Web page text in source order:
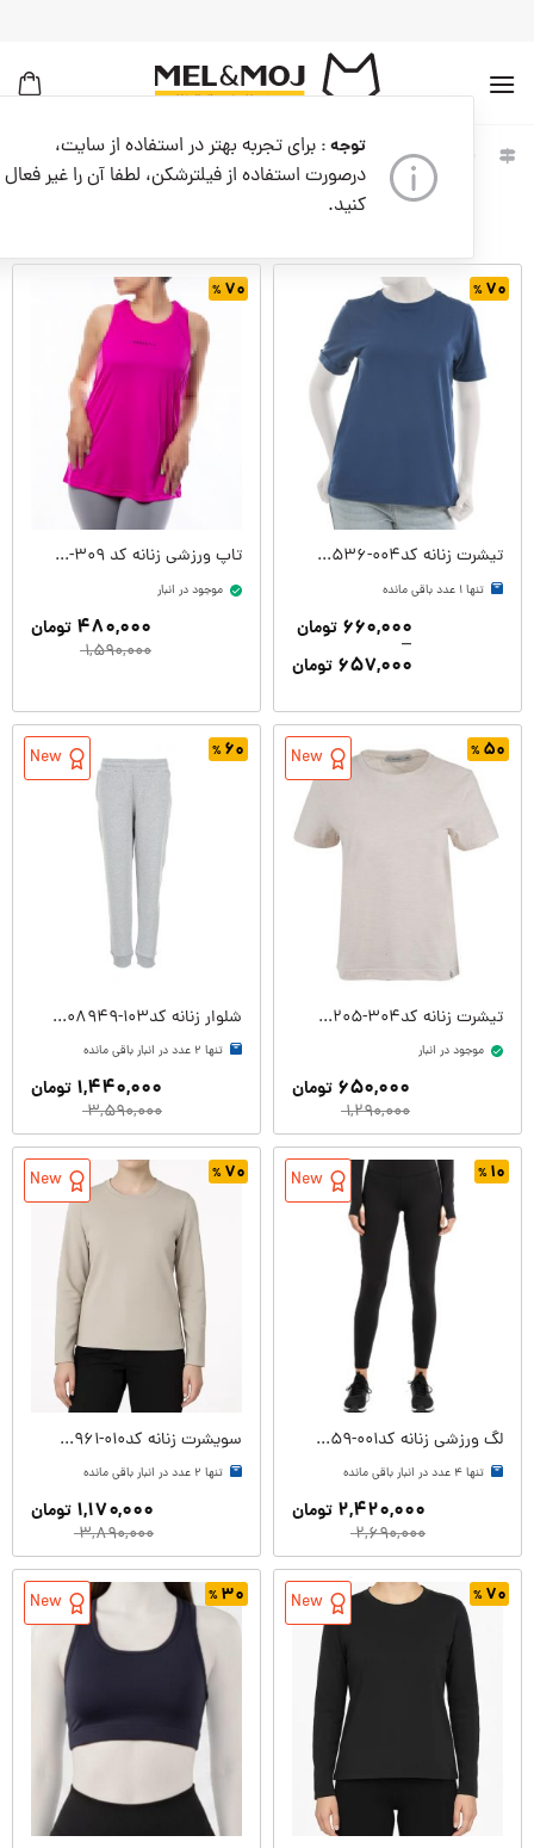
توجه : برای تجربه بهتر در استفاده از سایت،
درصورت استفاده از فیلترشکن، لطفا آن را غیر فعال
کنید.
بروید
لباس زنانه
۷۰
تیشرت زنانه کدW08536-004
تنها ۱ عدد باقی مانده
۶۵۷,۰۰۰ تومان
–
۶۶۰,۰۰۰ تومان
۷۰
تاپ ورزشی زنانه کد W08143-309
موجود در انبار
۱,۵۹۰,۰۰۰
۴۸۰,۰۰۰ تومان
۵۰ New
تیشرت زنانه کدW09205-304
موجود در انبار
۱,۲۹۰,۰۰۰
۶۵۰,۰۰۰ تومان
۶۰ New
شلوار زنانه کدW08949-103
تنها ۲ عدد در انبار باقی مانده
۳,۵۹۰,۰۰۰
۱,۴۴۰,۰۰۰ تومان
۱۰ New
لگ ورزشی زنانه کدW09259-001
تنها ۴ عدد در انبار باقی مانده
۲,۶۹۰,۰۰۰
۲,۴۲۰,۰۰۰ تومان
۷۰ New
سویشرت زنانه کدW08961-010
تنها ۲ عدد در انبار باقی مانده
۳,۸۹۰,۰۰۰
۱,۱۷۰,۰۰۰ تومان
۷۰ New ۳۰ New